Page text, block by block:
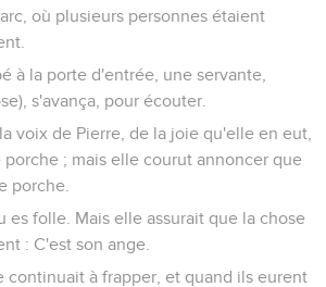
où plusieurs personnes étaient
à la porte d'entrée, une servante,
s'avança, pour écouter.
voix de Pierre, de la joie qu'elle en eut,
; mais elle courut annoncer que
porche.
es folle. Mais elle assurait que la chose
: C'est son ange.
continuait à frapper, et quand ils eurent